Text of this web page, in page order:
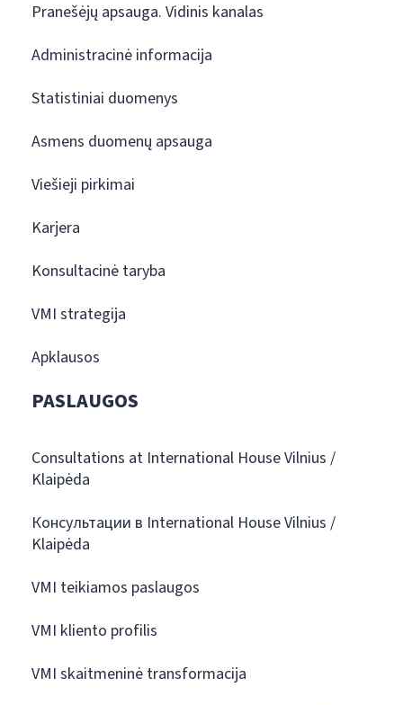
Pranešėjų apsauga. Vidinis kanalas
Administracinė informacija
Statistiniai duomenys
Asmens duomenų apsauga
Viešieji pirkimai
Karjera
Konsultacinė taryba
VMI strategija
Apklausos
PASLAUGOS
Consultations at International House Vilnius /
Klaipėda
Консультации в International House Vilnius /
Klaipėda
VMI teikiamos paslaugos
VMI kliento profilis
VMI skaitmeninė transformacija